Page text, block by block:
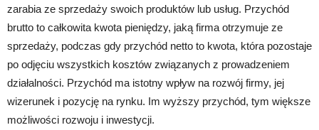
zarabia ze sprzedaży swoich produktów lub usług. Przychód
brutto to całkowita kwota pieniędzy, jaką firma otrzymuje ze
sprzedaży, podczas gdy przychód netto to kwota, która pozostaje
po odjęciu wszystkich kosztów związanych z prowadzeniem
działalności. Przychód ma istotny wpływ na rozwój firmy, jej
wizerunek i pozycję na rynku. Im wyższy przychód, tym większe
możliwości rozwoju i inwestycji.